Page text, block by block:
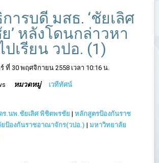
ารบดี มสธ. ‘ชัยเลิศ
’ หลังโดนกล่าวหา
เรียน วปอ. (1)
ที่ 30 พฤศจิกายน 2558 เวลา 10:16 น.
หมวดหมู่ เวทีทัศน์
ร.นพ.ชัยเลิศ พิชิตพรชัย | หลักสูตรป้องกันราช
ป้องกันราชอาณาจักร(วปอ.) | มหาวิทยาลัย